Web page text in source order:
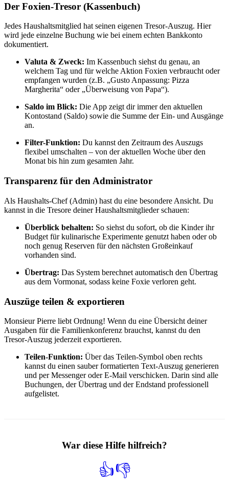
Der Foxien-Tresor (Kassenbuch)
Jedes Haushaltsmitglied hat seinen eigenen Tresor-Auszug. Hier
wird jede einzelne Buchung wie bei einem echten Bankkonto
dokumentiert.
Valuta & Zweck: Im Kassenbuch siehst du genau, an
welchem Tag und für welche Aktion Foxien verbraucht oder
empfangen wurden (z.B. „Gusto Anpassung: Pizza
Margherita“ oder „Überweisung von Papa“).
Saldo im Blick: Die App zeigt dir immer den aktuellen
Kontostand (Saldo) sowie die Summe der Ein- und Ausgänge
an.
Filter-Funktion: Du kannst den Zeitraum des Auszugs
flexibel umschalten – von der aktuellen Woche über den
Monat bis hin zum gesamten Jahr.
Transparenz für den Administrator
Als Haushalts-Chef (Admin) hast du eine besondere Ansicht. Du
kannst in die Tresore deiner Haushaltsmitglieder schauen:
Überblick behalten: So siehst du sofort, ob die Kinder ihr
Budget für kulinarische Experimente genutzt haben oder ob
noch genug Reserven für den nächsten Großeinkauf
vorhanden sind.
Übertrag: Das System berechnet automatisch den Übertrag
aus dem Vormonat, sodass keine Foxie verloren geht.
Auszüge teilen & exportieren
Monsieur Pierre liebt Ordnung! Wenn du eine Übersicht deiner
Ausgaben für die Familienkonferenz brauchst, kannst du den
Tresor-Auszug jederzeit exportieren.
Teilen-Funktion: Über das Teilen-Symbol oben rechts
kannst du einen sauber formatierten Text-Auszug generieren
und per Messenger oder E-Mail verschicken. Darin sind alle
Buchungen, der Übertrag und der Endstand professionell
aufgelistet.
War diese Hilfe hilfreich?
👍👎